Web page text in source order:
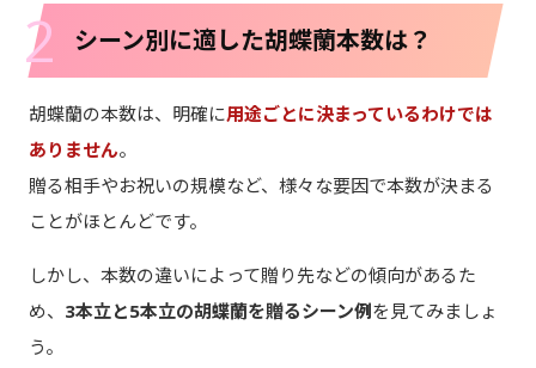
2 シーン別に適した胡蝶蘭本数は？
胡蝶蘭の本数は、明確に用途ごとに決まっているわけでは
ありません。
贈る相手やお祝いの規模など、様々な要因で本数が決まる
ことがほとんどです。
しかし、本数の違いによって贈り先などの傾向があるた
め、 3本立と5本立の胡蝶蘭を贈るシーン例を見てみましょ
う。